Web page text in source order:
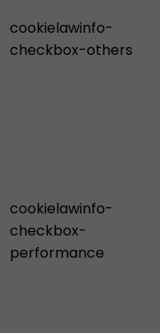
cookielawinfo-
checkbox-others
cookielawinfo-
checkbox-
performance